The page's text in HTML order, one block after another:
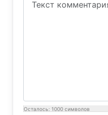
Осталось: 1000 символов